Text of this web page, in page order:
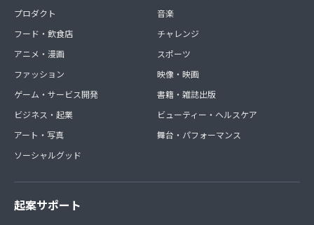
プロダクト
フード・飲食店
アニメ・漫画
ファッション
ゲーム・サービス開発
ビジネス・起業
アート・写真
ソーシャルグッド
音楽
チャレンジ
スポーツ
映像・映画
書籍・雑誌出版
ビューティー・ヘルスケア
舞台・パフォーマンス
起案サポート